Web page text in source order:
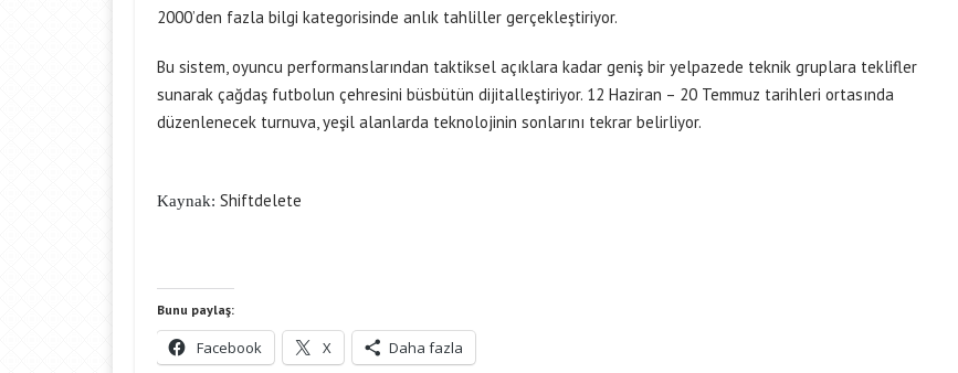
2000’den fazla bilgi kategorisinde anlık tahliller gerçekleştiriyor.
Bu sistem, oyuncu performanslarından taktiksel açıklara kadar geniş bir yelpazede teknik gruplara teklifler
sunarak çağdaş futbolun çehresini büsbütün dijitalleştiriyor. 12 Haziran – 20 Temmuz tarihleri ortasında
düzenlenecek turnuva, yeşil alanlarda teknolojinin sonlarını tekrar belirliyor.
Kaynak: Shiftdelete
Bunu paylaş:
Facebook X Daha fazla